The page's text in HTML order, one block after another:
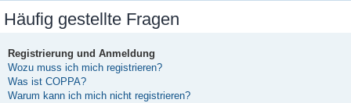
Häufig gestellte Fragen
Registrierung und Anmeldung
Wozu muss ich mich registrieren?
Was ist COPPA?
Warum kann ich mich nicht registrieren?